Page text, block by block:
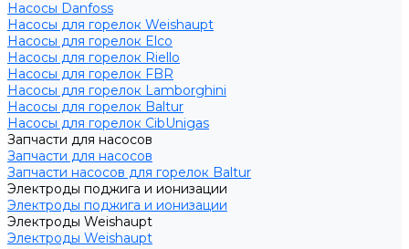
Насосы Danfoss
Насосы для горелок Weishaupt
Насосы для горелок Elco
Насосы для горелок Riello
Насосы для горелок FBR
Насосы для горелок Lamborghini
Насосы для горелок Baltur
Насосы для горелок CibUnigas
Запчасти для насосов
Запчасти для насосов
Запчасти насосов для горелок Baltur
Электроды поджига и ионизации
Электроды поджига и ионизации
Электроды Weishaupt
Электроды Weishaupt